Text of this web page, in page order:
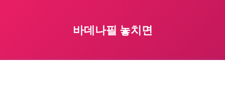
바데나필 놓치면